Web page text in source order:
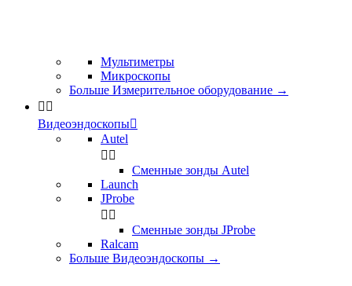
Мультиметры
Микроскопы
Больше Измерительное оборудование →
 
Видеоэндоскопы
Autel
 
Сменные зонды Autel
Launch
JProbe
 
Сменные зонды JProbe
Ralcam
Больше Видеоэндоскопы →